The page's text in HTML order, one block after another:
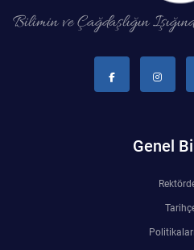
Bilimin ve Çağdaşlığın
Genel